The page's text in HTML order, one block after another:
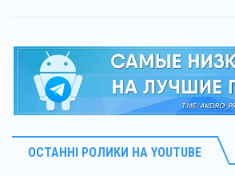
ОСТАННІ РОЛИКИ НА YOUTUBE